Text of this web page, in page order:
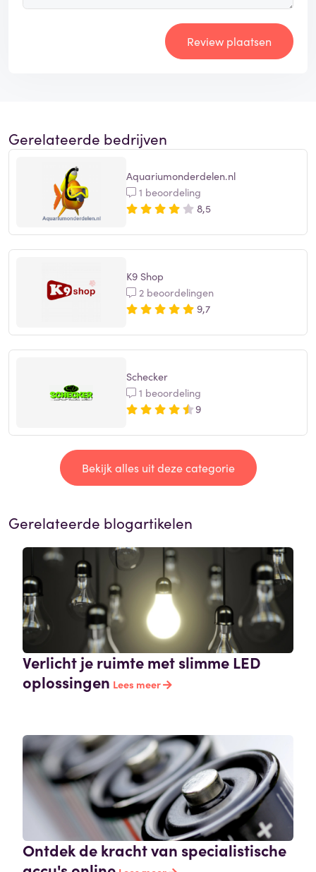
Review plaatsen
Gerelateerde bedrijven
Aquariumonderdelen.nl
1 beoordeling
8,5
K9 Shop
2 beoordelingen
9,7
Schecker
1 beoordeling
9
Bekijk alles uit deze categorie
Gerelateerde blogartikelen
Verlicht je ruimte met slimme LED
oplossingen Lees meer
Ontdek de kracht van specialistische